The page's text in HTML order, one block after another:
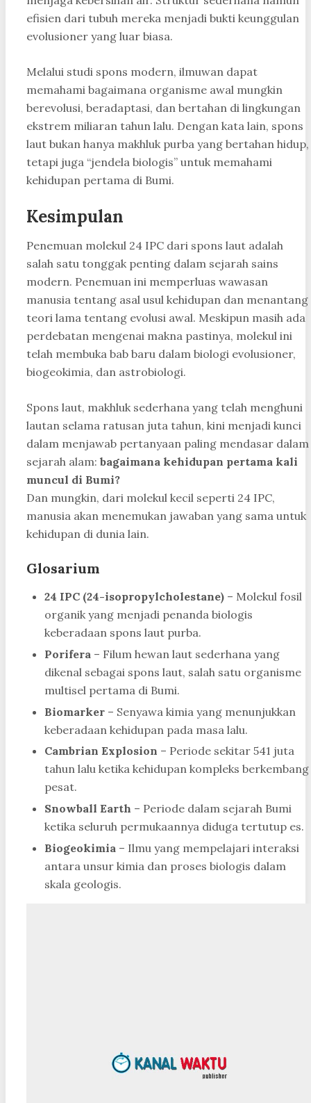
efisien dari tubuh mereka menjadi bukti keunggulan
evolusioner yang luar biasa.
Melalui studi spons modern, ilmuwan dapat
memahami bagaimana organisme awal mungkin
berevolusi, beradaptasi, dan bertahan di lingkungan
ekstrem miliaran tahun lalu. Dengan kata lain, spons
laut bukan hanya makhluk purba yang bertahan hidup,
tetapi juga “jendela biologis” untuk memahami
kehidupan pertama di Bumi.
Kesimpulan
Penemuan molekul 24 IPC dari spons laut adalah
salah satu tonggak penting dalam sejarah sains
modern. Penemuan ini memperluas wawasan
manusia tentang asal usul kehidupan dan menantang
teori lama tentang evolusi awal. Meskipun masih ada
perdebatan mengenai makna pastinya, molekul ini
telah membuka bab baru dalam biologi evolusioner,
biogeokimia, dan astrobiologi.
Spons laut, makhluk sederhana yang telah menghuni
lautan selama ratusan juta tahun, kini menjadi kunci
dalam menjawab pertanyaan paling mendasar dalam
sejarah alam: bagaimana kehidupan pertama kali
muncul di Bumi?
Dan mungkin, dari molekul kecil seperti 24 IPC,
manusia akan menemukan jawaban yang sama untuk
kehidupan di dunia lain.
Glosarium
24 IPC (24-isopropylcholestane) – Molekul fosil
organik yang menjadi penanda biologis
keberadaan spons laut purba.
Porifera – Filum hewan laut sederhana yang
dikenal sebagai spons laut, salah satu organisme
multisel pertama di Bumi.
Biomarker – Senyawa kimia yang menunjukkan
keberadaan kehidupan pada masa lalu.
Cambrian Explosion – Periode sekitar 541 juta
tahun lalu ketika kehidupan kompleks berkembang
pesat.
Snowball Earth – Periode dalam sejarah Bumi
ketika seluruh permukaannya diduga tertutup es.
Biogeokimia – Ilmu yang mempelajari interaksi
antara unsur kimia dan proses biologis dalam
skala geologis.